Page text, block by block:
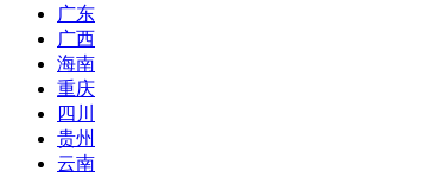
广东
广西
海南
重庆
四川
贵州
云南